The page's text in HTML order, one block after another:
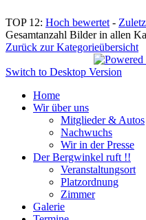
TOP 12: Hoch bewertet -
Gesamtanzahl Bilder in allen
Zurück zur Kategorieübersicht
Switch to Desktop Version
Home
Wir über uns
Mitglieder & Autos
Nachwuchs
Wir in der Presse
Der Bergwinkel ruft !!
Veranstaltungsort
Platzordnung
Zimmer
Galerie